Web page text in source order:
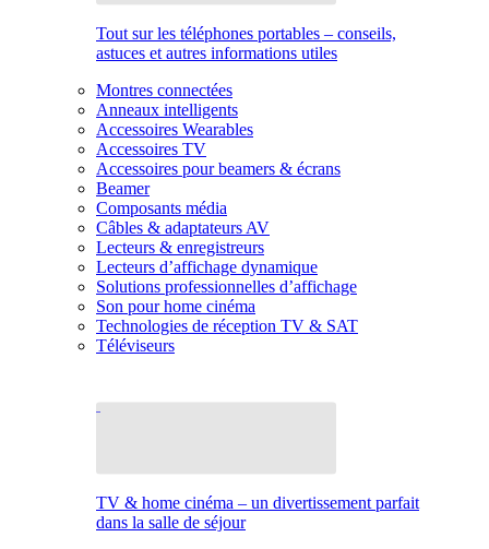
Tout sur les téléphones portables – conseils,
astuces et autres informations utiles
Montres connectées
Anneaux intelligents
Accessoires Wearables
Accessoires TV
Accessoires pour beamers & écrans
Beamer
Composants média
Câbles & adaptateurs AV
Lecteurs & enregistreurs
Lecteurs d’affichage dynamique
Solutions professionnelles d’affichage
Son pour home cinéma
Technologies de réception TV & SAT
Téléviseurs
TV & home cinéma – un divertissement parfait
dans la salle de séjour